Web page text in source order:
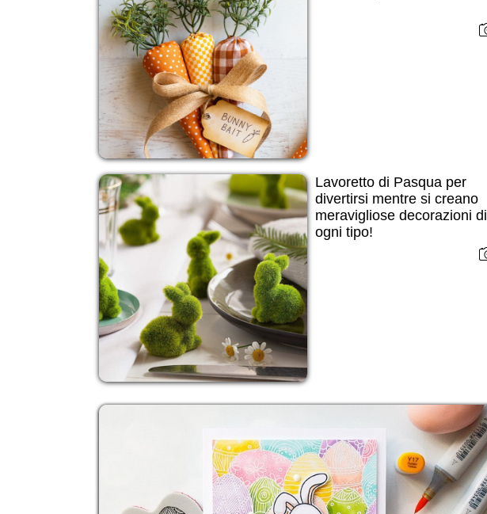
Lavoretto di Pasqua per
divertirsi mentre si creano
meravigliose decorazioni di
ogni tipo!